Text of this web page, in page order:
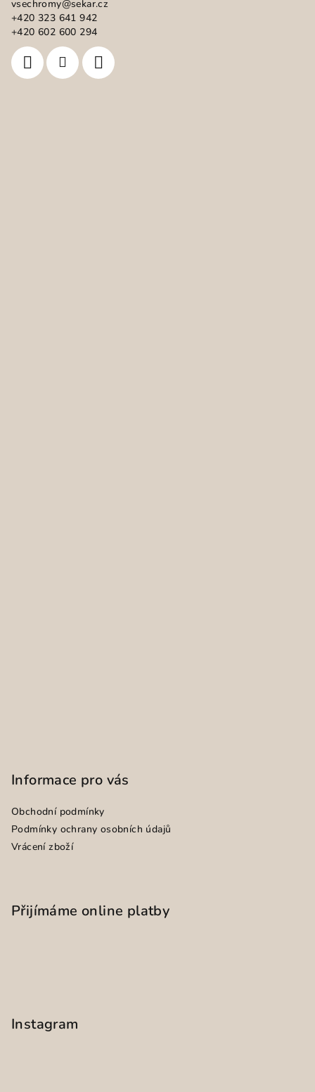
vsechromy@sekar.cz
+420 323 641 942
+420 602 600 294
Informace pro vás
Obchodní podmínky
Podmínky ochrany osobních údajů
Vrácení zboží
Přijímáme online platby
Instagram